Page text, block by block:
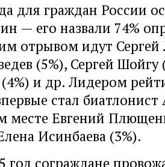
для граждан России
— его назвали 74%
отрывом идут Сергей
(5%), Сергей Шойгу
и др. Лидером
стал
месте Евгений
Исинбаева (3%).
год сограждане